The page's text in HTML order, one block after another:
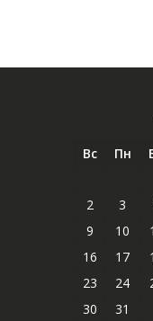
Вс Пн
2
3
9
10
16
17
23
24
30
31